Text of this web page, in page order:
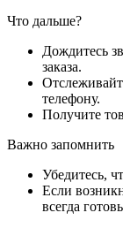
Что дальше?
Дождитесь
заказа.
телефону.
Получите
Важно запомнить
Убедитесь,
Если
всегда